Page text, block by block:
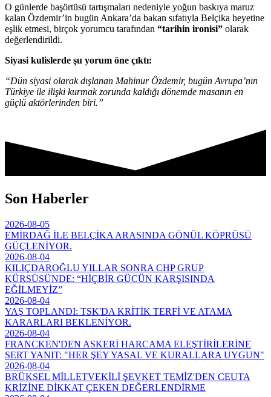
O günlerde başörtüsü tartışmaları nedeniyle yoğun baskıya maruz
kalan Özdemir’in bugün Ankara’da bakan sıfatıyla Belçika heyetine
eşlik etmesi, birçok yorumcu tarafından “tarihin ironisi” olarak
değerlendirildi.
Siyasi kulislerde şu yorum öne çıktı:
“Dün siyasi olarak dışlanan Mahinur Özdemir, bugün Avrupa’nın
Türkiye ile ilişki kurmak zorunda kaldığı dönemde masanın en
güçlü aktörlerinden biri.”
Son Haberler
2026-08-05
EMİRDAĞ İLE BELÇİKA ARASINDA GÖNÜL KÖPRÜSÜ
GÜÇLENİYOR.
2026-08-04
KILIÇDAROĞLU YILLAR SONRA CHP GRUP
KÜRSÜSÜNDE: “HİÇBİR GÜCÜN KARŞISINDA
EĞİLMEYİZ”
2026-08-04
YAŞ TOPLANDI: TSK'DA KRİTİK TERFİ VE ATAMA
KARARLARI BEKLENİYOR.
2026-08-04
FRANCKEN'DEN ASKERİ HARCAMA ELEŞTİRİLERİNE
SERT YANIT: "HER ŞEY YASAL VE KURALLARA UYGUN"
2026-08-04
BRÜKSEL MİLLETVEKİLİ ŞEVKET TEMİZ'DEN CEUTA
KRİZİNE DİKKAT ÇEKEN DEĞERLENDİRME